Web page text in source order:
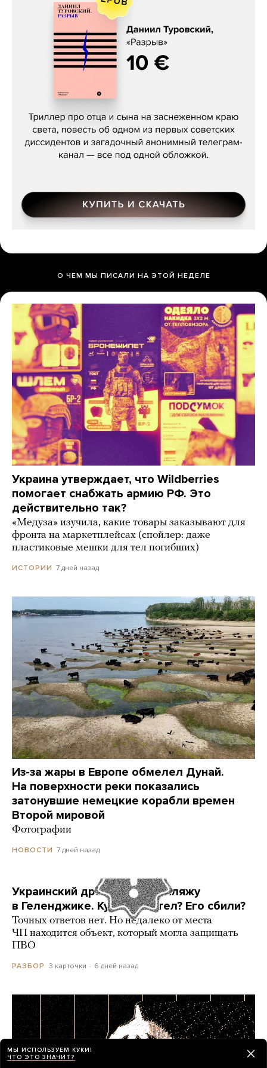
Даниил Туровский, «Разрыв»
О ЧЕМ МЫ ПИСАЛИ НА ЭТОЙ НЕДЕЛЕ
Украина утверждает, что Wildberries
помогает снабжать армию РФ. Это
действительно так?
«Медуза» изучила, какие товары заказывают для
фронта на маркетплейсах (спойлер: даже
пластиковые мешки для тел погибших)
ИСТОРИИ 7 дней назад
Из-за жары в Европе обмелел Дунай.
На поверхности реки показались
затонувшие немецкие корабли времен
Второй мировой
Фотографии
НОВОСТИ 7 дней назад
Украинский дрон попал по пляжу
в Геленджике. Куда он летел? Его сбили?
Точных ответов нет. Но недалеко от места
ЧП находится объект, который могла защищать
ПВО
РАЗБОР 3 карточки 6 дней назад
МЫ ИСПОЛЬЗУЕМ КУКИ!
ЧТО ЭТО ЗНАЧИТ?